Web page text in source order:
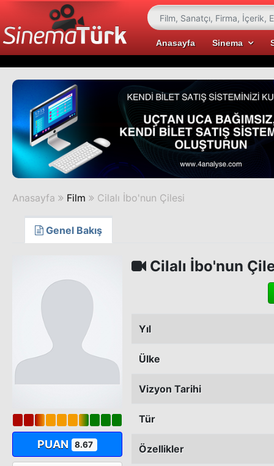
Anasayfa Sinema
Anasayfa Film Cilalı İbo'nun Çilesi
Genel Bakış
PUAN 8.67
Cilalı İbo'nun
Yıl
Ülke
Vizyon Tarihi
Tür
Özellikler